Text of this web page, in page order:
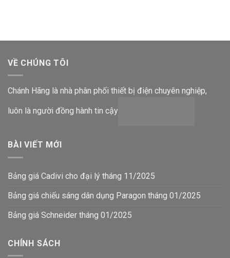
VỀ CHÚNG TÔI
Chánh Hãng là nhà phân phối thiết bị điện chuyên nghiệp,
luôn là người đồng hành tin cậy
BÀI VIẾT MỚI
Bảng giá Cadivi cho đại lý tháng 11/2025
Bảng giá chiếu sáng dân dụng Paragon tháng 01/2025
Bảng giá Schneider tháng 01/2025
CHÍNH SÁCH